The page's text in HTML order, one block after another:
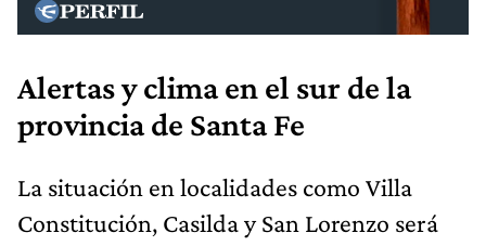
Alertas y clima en el sur de la
provincia de Santa Fe
La situación en localidades como Villa
Constitución, Casilda y San Lorenzo será